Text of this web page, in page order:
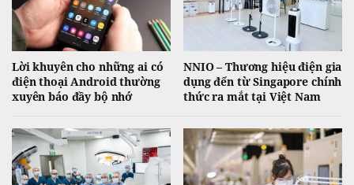
Lời khuyên cho những ai có
điện thoại Android thường
xuyên báo đầy bộ nhớ
NNIO – Thương hiệu điện gia
dụng đến từ Singapore chính
thức ra mắt tại Việt Nam